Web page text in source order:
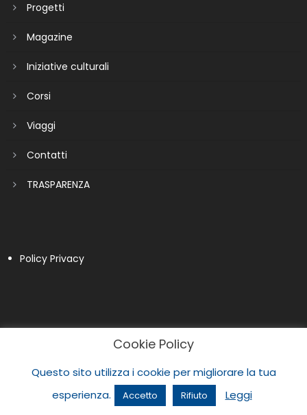
Progetti
Magazine
Iniziative culturali
Corsi
Viaggi
Contatti
TRASPARENZA
Policy Privacy
|Newspaper Lite by themecentury.
Cookie Policy
Questo sito utilizza i cookie per migliorare la tua
esperienza.
Accetto Rifiuto Leggi